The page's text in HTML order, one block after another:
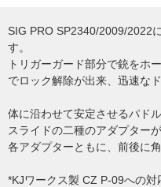
SIG PRO SP2340/2009/2022
す。
トリガーガード部分で銃をホ
でロック解除が出来、迅速な
体に沿わせて安定させるパド
スライドの二種のアダプター
各アダプターともに、前後に
*KJワークス製 CZ P-09への対